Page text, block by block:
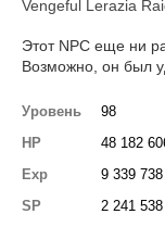
Vengeful Lerazia
Этот NPC еще ни
Возможно, он был
Уровень
98
HP
48 182
Exp
9 339
SP
2 241 538